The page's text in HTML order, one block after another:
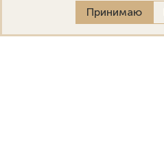
Режим работы:
Пн-Пт: 10:00–20:00
Принимаю